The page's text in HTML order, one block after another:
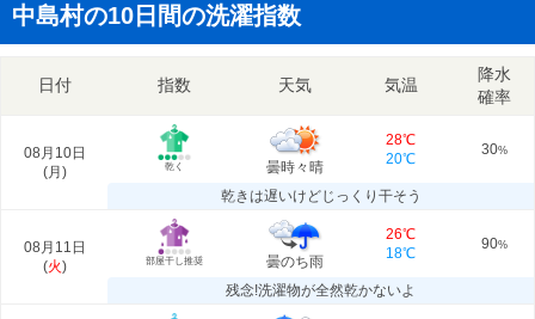
中島村の10日間の洗濯指数
日付 指数 天気 気温
降水
確率
08月10日
(月 ) 乾く 曇時々晴
28℃
20℃
30%
乾きは遅いけどじっくり干そう
08月11日
(火) 部屋干し推奨 曇のち雨
26℃
18℃
90%
残念!洗濯物が全然乾かないよ